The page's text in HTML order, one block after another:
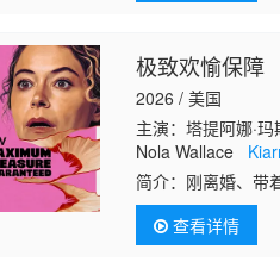
极致欢愉保障
2026 / 美国
主演：塔提阿娜·
Nola Wallace
Auberjonois
丹尼尔·戴尔 珍妮
简介： 刚离婚、带
罪，同时挣扎于争
谋，也是
查看详情